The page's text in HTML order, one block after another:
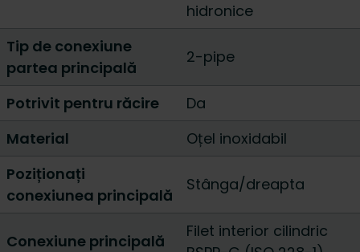
hidronice
Tip de conexiune
partea principală
2-pipe
Potrivit pentru răcire
Da
Material
Oțel inoxidabil
Poziționați
conexiunea principală
Stânga/dreapta
Conexiune principală
Filet interior cilindric